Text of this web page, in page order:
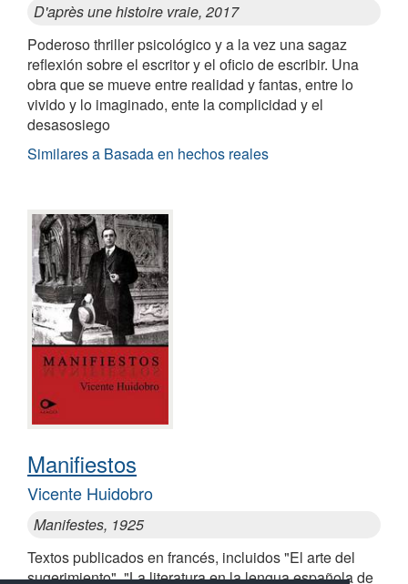
D'après une histoire vraie, 2017
Poderoso thriller psicológico y a la vez una sagaz
reflexión sobre el escritor y el oficio de escribir. Una
obra que se mueve entre realidad y fantas, entre lo
vivido y lo imaginado, ente la complicidad y el
desasosiego
Similares a Basada en hechos reales
Manifiestos
Vicente Huidobro
Manifestes, 1925
Textos publicados en francés, incluidos "El arte del
sugerimiento", "La literatura en la lengua española de